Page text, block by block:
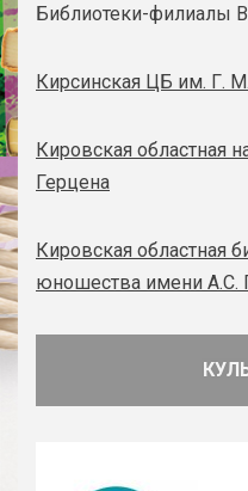
Библиотеки-филиалы
Кирсинская ЦБ им. Г.
Кировская областная
Герцена
Кировская областная
юношества имени А.С.